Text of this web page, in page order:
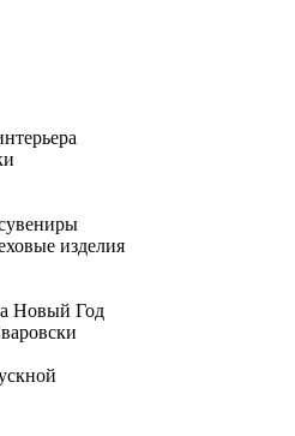
изделия
Новый Год